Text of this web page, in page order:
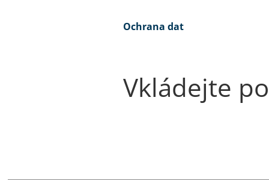
Ochrana dat
Vkládejte